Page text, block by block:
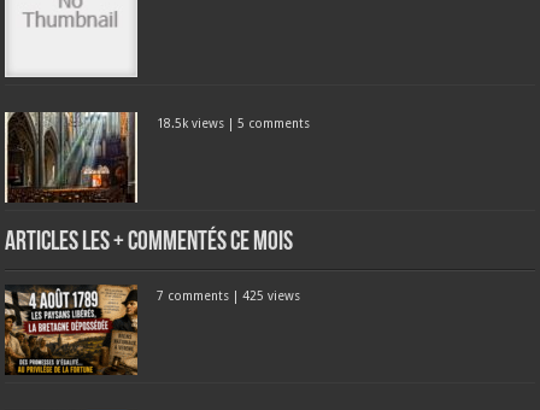
18.5k views |5 comments
Articles les + commentés ce mois
7 comments |425 views